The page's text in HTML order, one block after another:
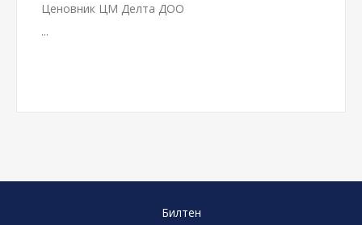
Ценовник ЦМ Делта ДОО
...
Билтен